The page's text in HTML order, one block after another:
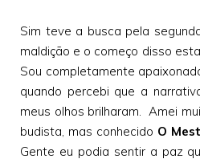
Sim teve a busca pela
maldição e o começo disso
Sou completamente
quando percebi que a
meus olhos brilharam. Amei
budista, mas conhecido O
Gente eu podia sentir a paz